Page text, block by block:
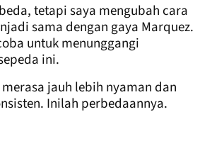
tetapi saya mengubah cara
sama dengan gaya Marquez.
untuk menunggangi
ini.
jauh lebih nyaman dan
Inilah perbedaannya.